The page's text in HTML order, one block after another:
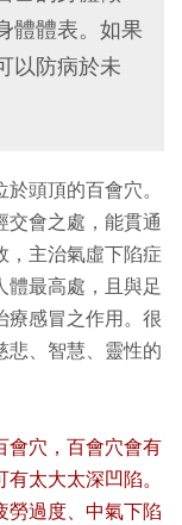
體體表。如果
以防病於未
頭頂的百會穴。
交會之處，能貫通
，主治氣虛下陷症
體最高處，且與足
療感冒之作用。很
悲、智慧、靈性的
會穴，百會穴會有
太大太深凹陷。
勞過度、中氣下陷